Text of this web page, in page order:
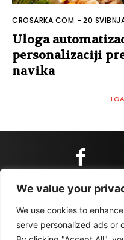
We value your
We use cookies to
serve personalized ads or
CROSARKA.COM -20
Uloga
personalizaciji
navika